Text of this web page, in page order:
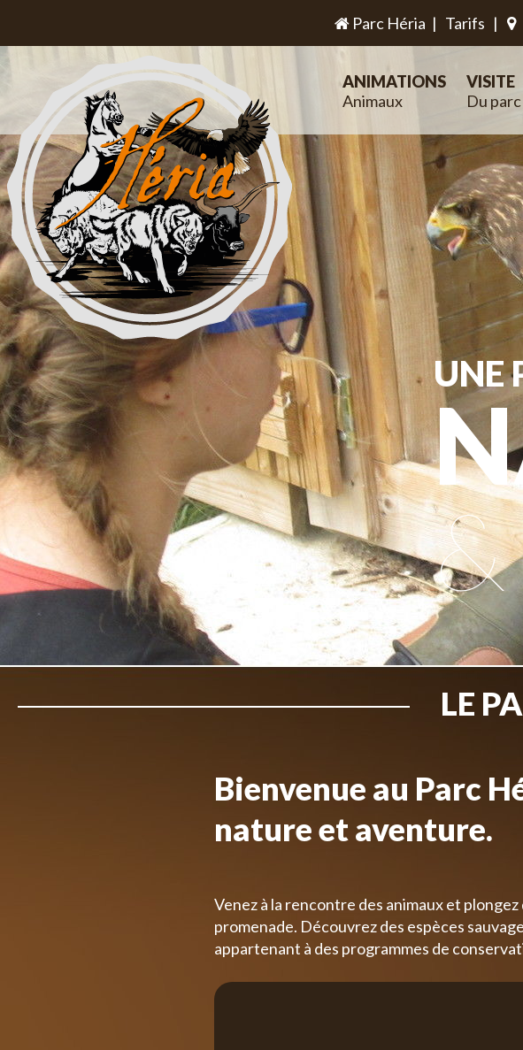
Parc Héria | Tarifs |
UNE
&
ANIMATIONS
Animaux
VISITE
Du parc
LE
Bienvenue au Parc
nature et aventure.
Venez à la rencontre des animaux et
promenade. Découvrez des espèces
appartenant à des programmes de